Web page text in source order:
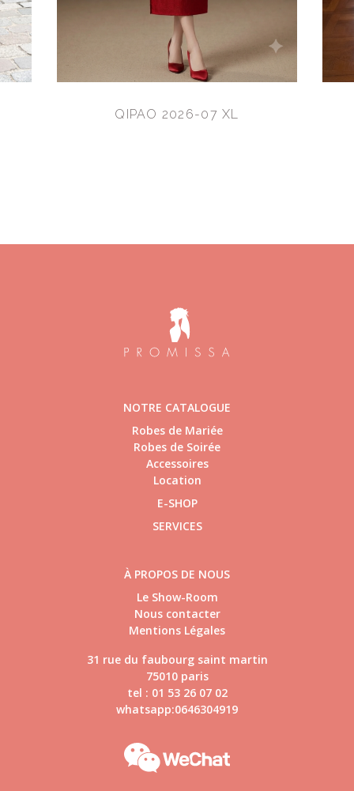
QIPAO 2026-07 XL
NOTRE CATALOGUE
Robes de Mariée
Robes de Soirée
Accessoires
Location
E-SHOP
SERVICES
À PROPOS DE NOUS
Le Show-Room
Nous contacter
Mentions Légales
31 rue du faubourg saint martin
75010 paris
tel : 01 53 26 07 02
whatsapp:0646304919